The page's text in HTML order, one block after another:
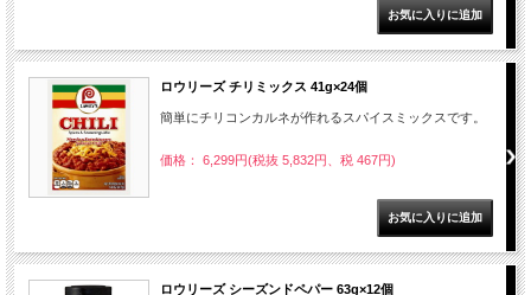
ロウリーズ チリミックス 41g×24個
簡単にチリコンカルネが作れるスパイスミックスです。
価格： 6,299円(税抜 5,832円、税 467円)
ロウリーズ シーズンドペパー 63g×12個